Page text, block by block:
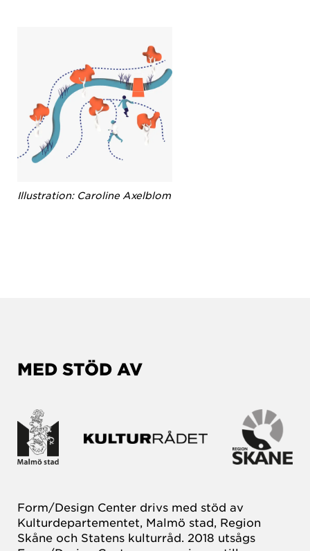
Illustration: Caroline Axelblom
MED STÖD AV
Form/Design Center drivs med stöd av
Kulturdepartementet, Malmö stad, Region
Skåne och Statens kulturråd. 2018 utsågs